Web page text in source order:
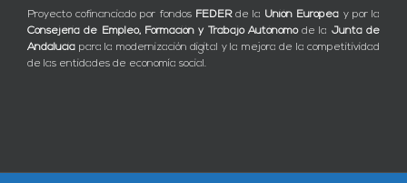
Proyecto cofinanciado por fondos FEDERde la Unión Europea y por la
Consejería de Empleo, Formación y Trabajo Autónomode la Junta de
Andalucía para la modernización digital y la mejora de la competitividad
de las entidades de economía social.